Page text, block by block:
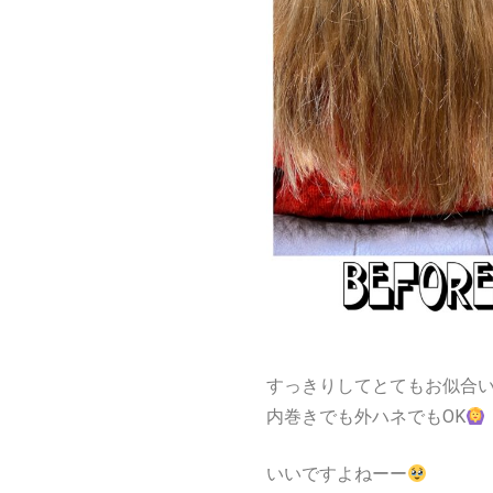
すっきりしてとてもお似合
内巻きでも外ハネでもOK
いいですよねーー